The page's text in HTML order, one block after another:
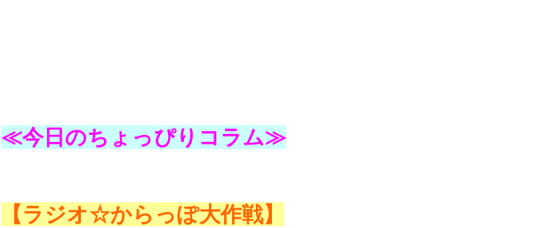
≪今日のちょっぴりコラム≫
【ラジオ☆からっぽ大作戦】